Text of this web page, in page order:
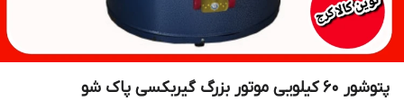
پتوشور ۶۰ کیلویی موتور بزرگ گیربکسی پاک شو